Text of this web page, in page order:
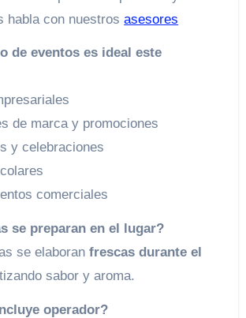
habla con nuestrosasesores
de eventos es ideal este
de marca y promociones
y celebraciones
comerciales
se preparan en el lugar?
se elaboran frescas durante el
sabor y aroma.
operador?